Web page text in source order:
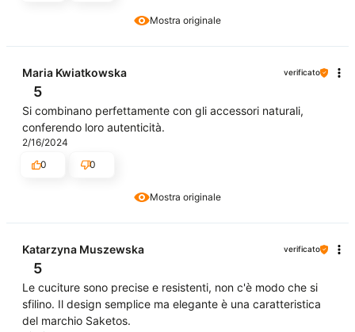
Mostra originale
Mostra originale
Maria Kwiatkowska verificato
5
Si combinano perfettamente con gli accessori naturali,
conferendo loro autenticità.
2/16/2024
0
0
Katarzyna Muszewska verificato
5
Le cuciture sono precise e resistenti, non c'è modo che si
sfilino. Il design semplice ma elegante è una caratteristica
del marchio Saketos.